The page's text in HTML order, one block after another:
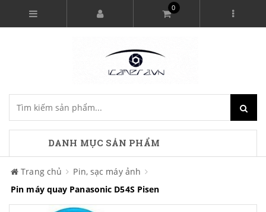
0
DANH MỤC SẢN PHẨM
Trang chủ
Pin, sạc máy ảnh
Pin máy quay Panasonic D54S Pisen